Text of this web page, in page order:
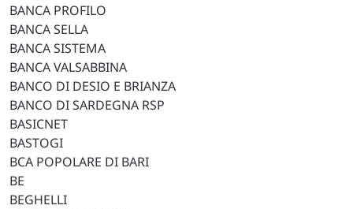
BANCA PROFILO
BANCA SELLA
BANCA SISTEMA
BANCA VALSABBINA
BANCO DI DESIO E BRIANZA
BANCO DI SARDEGNA RSP
BASICNET
BASTOGI
BCA POPOLARE DI BARI
BE
BEGHELLI